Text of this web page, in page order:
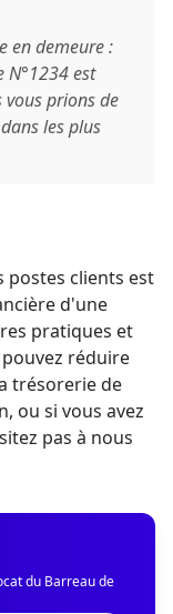
en demeure :
N°1234 est
vous prions de
les plus
postes clients est
d'une
pratiques et
réduire
trésorerie de
ou si vous avez
pas à nous
du Barreau de